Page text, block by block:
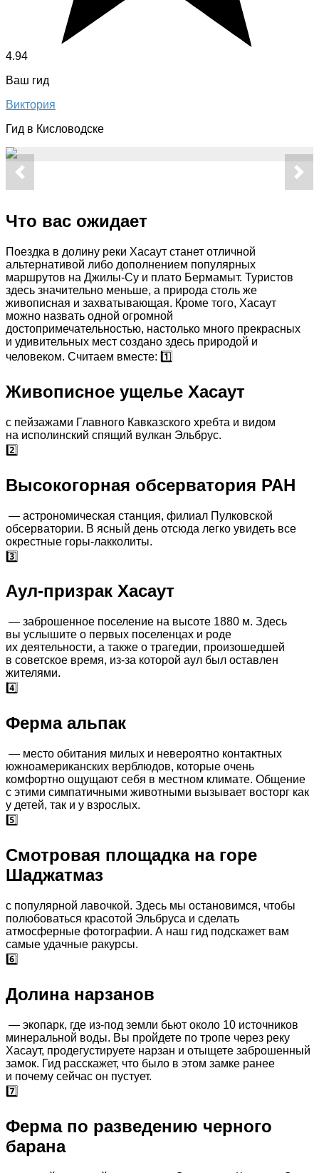
4.94
Ваш гид
Виктория
Гид в Кисловодске
Что вас ожидает
Поездка в долину реки Хасаут станет отличной
альтернативой либо дополнением популярных
маршрутов на Джилы-Су и плато Бермамыт. Туристов
здесь значительно меньше, а природа столь же
живописная и захватывающая. Кроме того, Хасаут
можно назвать одной огромной
достопримечательностью, настолько много прекрасных
и удивительных мест создано здесь природой и
человеком. Считаем вместе: 1️⃣
Живописное ущелье Хасаут
с пейзажами Главного Кавказского хребта и видом
на исполинский спящий вулкан Эльбрус.
2️⃣
Высокогорная обсерватория РАН
— астрономическая станция, филиал Пулковской
обсерватории. В ясный день отсюда легко увидеть все
окрестные горы-лакколиты.
3️⃣
Аул-призрак Хасаут
— заброшенное поселение на высоте 1880 м. Здесь
вы услышите о первых поселенцах и роде
их деятельности, а также о трагедии, произошедшей
в советское время, из-за которой аул был оставлен
жителями.
4️⃣
Ферма альпак
— место обитания милых и невероятно контактных
южноамериканских верблюдов, которые очень
комфортно ощущают себя в местном климате. Общение
с этими симпатичными животными вызывает восторг как
у детей, так и у взрослых.
5️⃣
Смотровая площадка на горе
Шаджатмаз
с популярной лавочкой. Здесь мы остановимся, чтобы
полюбоваться красотой Эльбруса и сделать
атмосферные фотографии. А наш гид подскажет вам
самые удачные ракурсы.
6️⃣
Долина нарзанов
— экопарк, где из-под земли бьют около 10 источников
минеральной воды. Вы пройдете по тропе через реку
Хасаут, продегустируете нарзан и отыщете заброшенный
замок. Гид расскажет, что было в этом замке ранее
и почему сейчас он пустует.
7️⃣
Ферма по разведению черного
барана